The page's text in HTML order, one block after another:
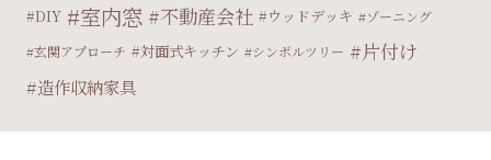
DIY 室内窓 不動産会社 ウッドデッキ
ゾーニング
玄関アプローチ
対面式キッチン シンボルツリー 片付け
造作収納家具